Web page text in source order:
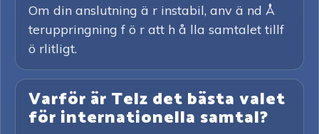
Om din anslutning ä r instabil, anv ä nd Å
teruppringning f ö r att h å lla samtalet tillf
ö rlitligt.
Varför är Telz det bästa valet
för internationella samtal?